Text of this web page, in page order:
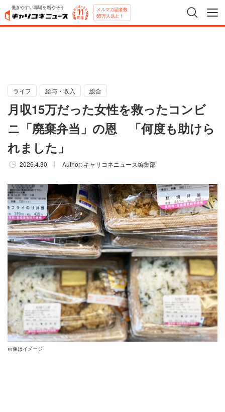
働きやすい職場を増やそう メルマガ読者数
65万人以上！
ライフ 給与・収入 総合
月収15万だった女性を救ったコンビ
ニ「廃棄弁当」の恩 「何度も助けら
れました」
2026.4.30 Author: キャリコネニュース編集部
画像はイメージ